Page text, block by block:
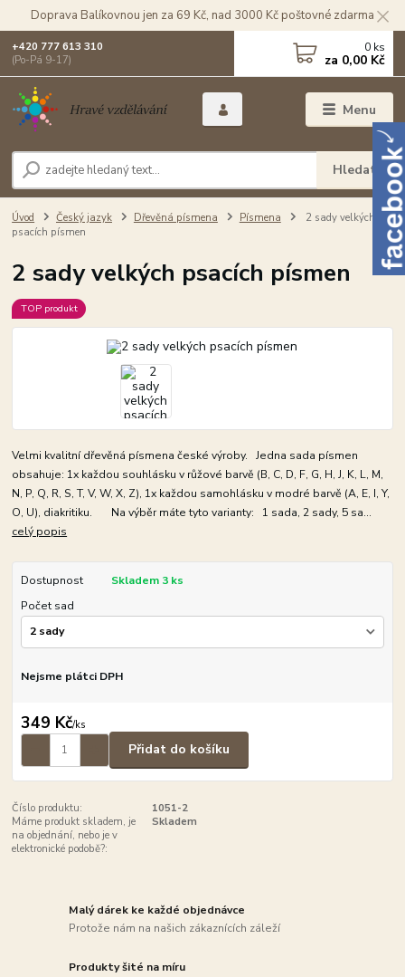
Doprava Balíkovnou jen za 69 Kč, nad 3000 Kč poštovné zdarma
Menu
Hledat
+420 777 613 310
(Po-Pá 9-17)
0 ks
za 0,00 Kč
Úvod Český jazyk Dřevěná písmena Písmena
2 sady velkých
psacích písmen
2 sady velkých psacích písmen
TOP produkt
Velmi kvalitní dřevěná písmena české výroby. Jedna sada písmen
obsahuje: 1x každou souhlásku v růžové barvě (B, C, D, F, G, H, J, K, L, M,
N, P, Q, R, S, T, V, W, X, Z), 1x každou samohlásku v modré barvě (A, E, I, Y,
O, U), diakritiku. Na výběr máte tyto varianty: 1 sada, 2 sady, 5 sa...
celý popis
Dostupnost
Skladem 3 ks
Počet sad
Nejsme plátci DPH
349 Kč/ks
Přidat do košíku
Číslo produktu:
1051-2
Máme produkt skladem, je
na objednání, nebo je v
elektronické podobě?:
Skladem
Malý dárek ke každé objednávce
Protože nám na našich zákaznících záleží
Produkty šité na míru